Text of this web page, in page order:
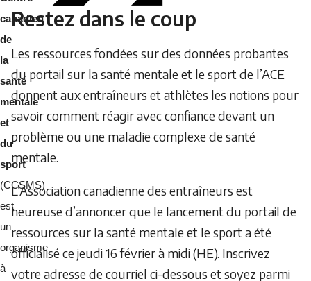
canadien
de
la
santé
mentale
et
du
sport
(CCSMS)
est
un
organisme
à
Restez dans le coup
Les ressources fondées sur des données probantes
du portail sur la santé mentale et le sport de l’ACE
donnent aux entraîneurs et athlètes les notions pour
savoir comment réagir avec confiance devant un
problème ou une maladie complexe de santé
mentale.
L’Association canadienne des entraîneurs est
heureuse d’annoncer que le lancement du portail de
ressources sur la santé mentale et le sport a été
officialisé ce jeudi 16 février à midi (HE). Inscrivez
votre adresse de courriel ci-dessous et soyez parmi